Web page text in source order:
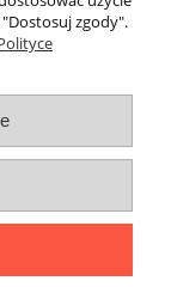
zgody".